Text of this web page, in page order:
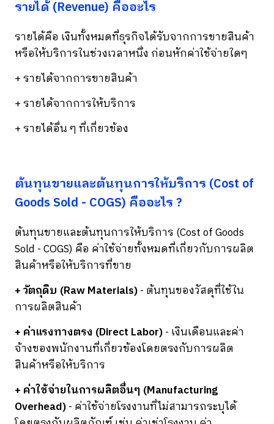
รายได้ (Revenue) คืออะไร
รายได้คือ เงินทั้งหมดที่ธุรกิจได้รับจากการขายสินค้า
หรือให้บริการในช่วงเวลาหนึ่ง ก่อนหักค่าใช้จ่ายใดๆ
+ รายได้จากการขายสินค้า
+ รายได้จากการให้บริการ
+ รายได้อื่น ๆ ที่เกี่ยวข้อง
ต้นทุนขายและต้นทุนการให้บริการ (Cost of
Goods Sold - COGS) คืออะไร ?
ต้นทุนขายและต้นทุนการให้บริการ (Cost of Goods
Sold - COGS) คือ ค่าใช้จ่ายทั้งหมดที่เกี่ยวกับการผลิต
สินค้าหรือให้บริการที่ขาย
+ วัตถุดิบ (Raw Materials)- ต้นทุนของวัสดุที่ใช้ใน
การผลิตสินค้า
+ ค่าแรงทางตรง (Direct Labor)- เงินเดือนและค่า
จ้างของพนักงานที่เกี่ยวข้องโดยตรงกับการผลิต
สินค้าหรือให้บริการ
+ ค่าใช้จ่ายในการผลิตอื่นๆ (Manufacturing
Overhead)- ค่าใช้จ่ายโรงงานที่ไม่สามารถระบุได้